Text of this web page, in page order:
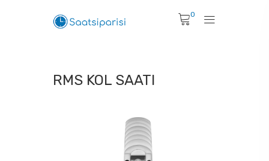
0
RMS KOL SAATI